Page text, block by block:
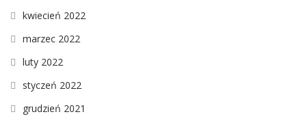
kwiecień 2022
marzec 2022
luty 2022
styczeń 2022
grudzień 2021